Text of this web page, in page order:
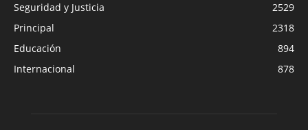
Seguridad y Justicia
2529
Principal
2318
Educación
894
Internacional
878